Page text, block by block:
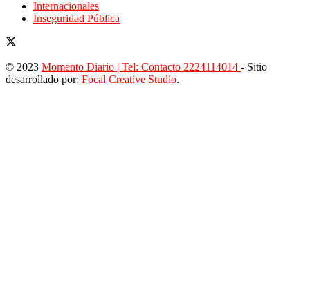
Internacionales
Inseguridad Pública
© 2023 Momento Diario | Tel: Contacto 2224114014 - Sitio
desarrollado por: Focal Creative Studio.